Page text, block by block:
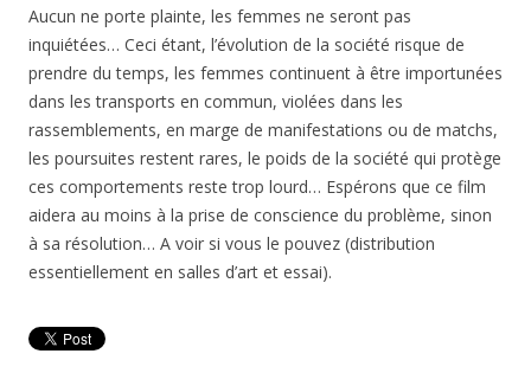
Aucun ne porte plainte, les femmes ne seront pas
inquiétées… Ceci étant, l’évolution de la société risque de
prendre du temps, les femmes continuent à être importunées
dans les transports en commun, violées dans les
rassemblements, en marge de manifestations ou de matchs,
les poursuites restent rares, le poids de la société qui protège
ces comportements reste trop lourd… Espérons que ce film
aidera au moins à la prise de conscience du problème, sinon
à sa résolution… A voir si vous le pouvez (distribution
essentiellement en salles d’art et essai).